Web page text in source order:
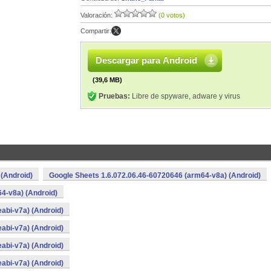
Valoración: (0 votos)
Compartir:
Descargar para Android
(39,6 MB)
Pruebas: Libre de spyware, adware y virus
Google Sheets 1.6.072.06.46-60720646 (arm64-v8a) (Android)
v8a) (Android)
v7a) (Android)
v7a) (Android)
v7a) (Android)
v7a) (Android)